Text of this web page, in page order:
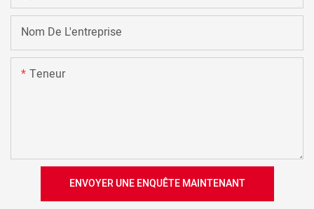
Nom De L'entreprise
Teneur
ENVOYER UNE ENQUÊTE MAINTENANT